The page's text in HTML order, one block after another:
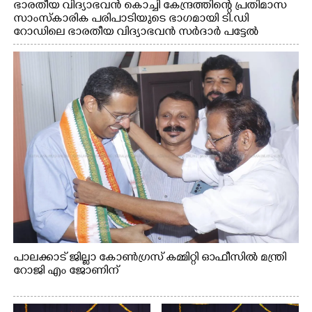
ഭാരതീയ വിദ്യാഭവൻ കൊച്ചി കേന്ദ്രത്തിന്റെ പ്രതിമാസ
സാംസ്കാരിക പരിപാടിയുടെ ഭാഗമായി ടി.ഡി
റോഡിലെ ഭാരതീയ വിദ്യാഭവൻ സർദാർ പട്ടേൽ
സഭാഗൃഹത്തിൽ എം. അക്ഷതയുടെ നേതൃത്വത്തിൽ
അവതരിപ്പിച്ച ലയ നമൻ കഥക് നൃത്തത്തിൽ നിന്ന്
പാലക്കാട് ജില്ലാ കോൺഗ്രസ് കമ്മിറ്റി ഓഫീസിൽ മന്ത്രി
റോജി എം ജോണിന്